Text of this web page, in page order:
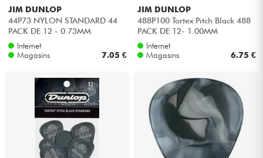
JIM DUNLOP
44P73 NYLON STANDARD 44
PACK DE 12 - 0.73MM
Internet
Magasins
7.05 €
JIM DUNLOP
488P100 Tortex Pitch Black 488
PACK DE 12- 1.00MM
Internet
Magasins
6.75 €